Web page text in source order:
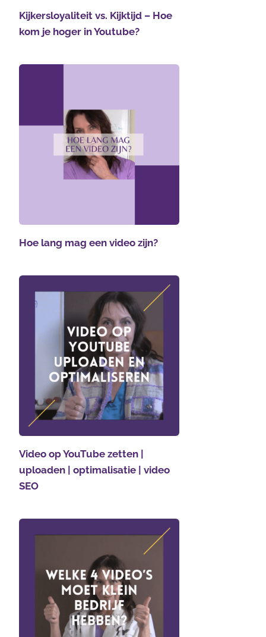
Kijkersloyaliteit vs. Kijktijd – Hoe
kom je hoger in Youtube?
Hoe lang mag een video zijn?
Video op YouTube zetten |
uploaden | optimalisatie | video
SEO